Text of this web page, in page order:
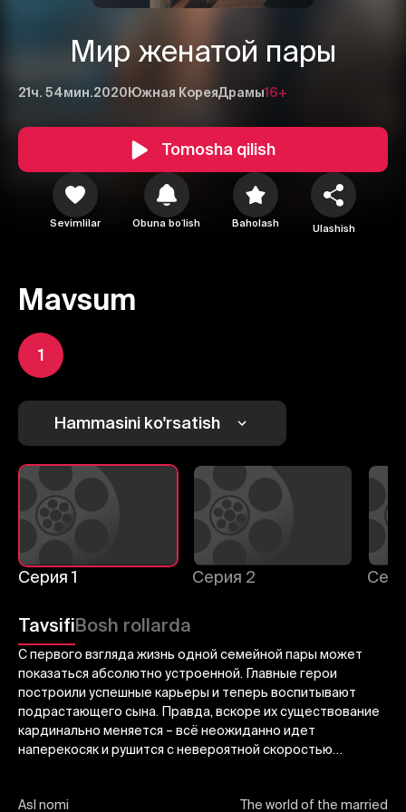
Мир женатой пары
21ч. 54мин.2020 Южная КореяДрамы16+
Tomosha qilish
Sevimlilar Obuna boʻlish Baholash Ulashish
Mavsum
1
Hammasini ko'rsatish
Серия 1 Серия 2
TavsifiBosh rollarda
С первого взгляда жизнь одной семейной пары может
показаться абсолютно устроенной. Главные герои
построили успешные карьеры и теперь воспитывают
подрастающего сына. Правда, вскоре их существование
кардинально меняется – всё неожиданно идет
наперекосяк и рушится с невероятной скоростью…
Asl nomi The world of the married
1 2
Yuborish
Bekor qilish Tizimga kirish